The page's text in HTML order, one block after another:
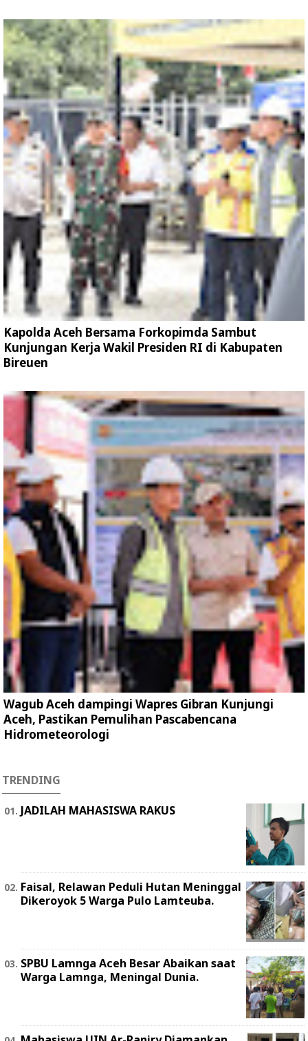
Kapolda Aceh Bersama Forkopimda Sambut
Kunjungan Kerja Wakil Presiden RI di Kabupaten
Bireuen
Wagub Aceh dampingi Wapres Gibran Kunjungi
Aceh, Pastikan Pemulihan Pascabencana
Hidrometeorologi
TRENDING
JADILAH MAHASISWA RAKUS
Faisal, Relawan Peduli Hutan Meninggal
Dikeroyok 5 Warga Pulo Lamteuba.
SPBU Lamnga Aceh Besar Abaikan saat
Warga Lamnga, Meningal Dunia.